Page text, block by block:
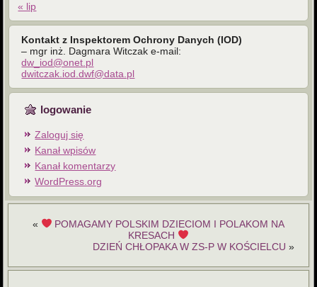
« lip
Kontakt z Inspektorem Ochrony Danych (IOD)
– mgr inż. Dagmara Witczak e-mail:
dw_iod@onet.pl
dwitczak.iod.dwf@data.pl
logowanie
Zaloguj się
Kanał wpisów
Kanał komentarzy
WordPress.org
«
POMAGAMY POLSKIM DZIECIOM I POLAKOM NA
KRESACH
DZIEŃ CHŁOPAKA W ZS-P W KOŚCIELCU »